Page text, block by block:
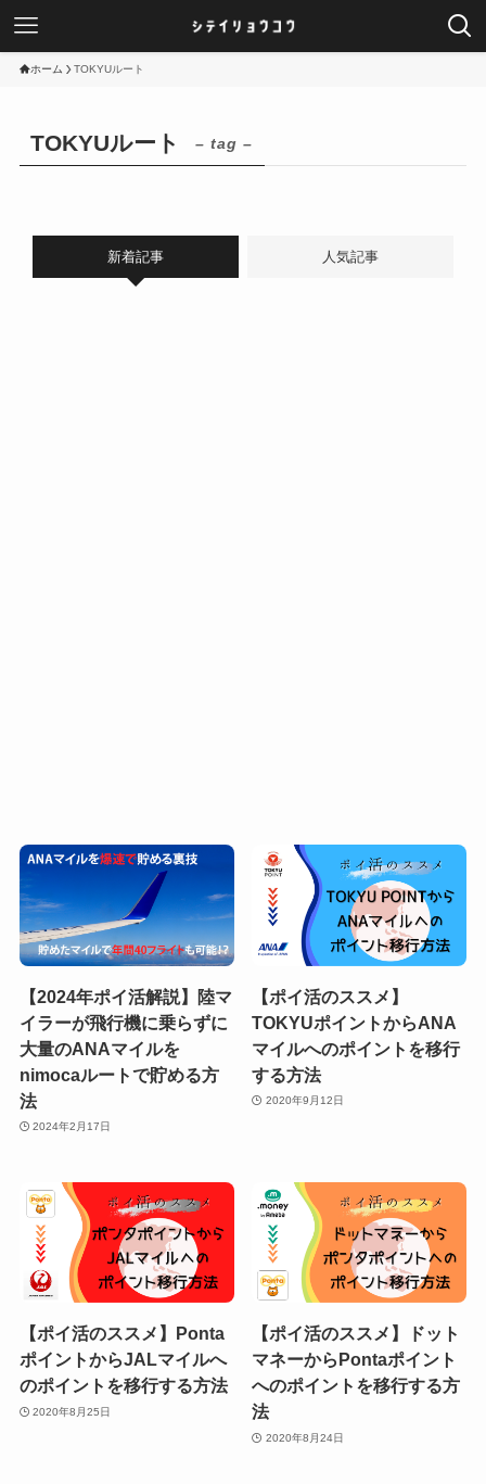
ホーム TOKYUルート
TOKYUルート – tag –
新着記事 人気記事
【2024年ポイ活解説】陸マ
イラーが飛行機に乗らずに
大量のANAマイルを
nimocaルートで貯める方
法
2024年2月17日
【ポイ活のススメ】
TOKYUポイントからANA
マイルへのポイントを移行
する方法
2020年9月12日
【ポイ活のススメ】Ponta
ポイントからJALマイルへ
のポイントを移行する方法
2020年8月25日
【ポイ活のススメ】ドット
マネーからPontaポイント
へのポイントを移行する方
法
2020年8月24日